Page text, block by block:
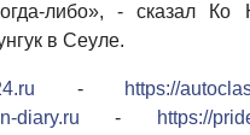
либо», - сказал Ко
в Сеуле.
- https://
diary.ru - https://